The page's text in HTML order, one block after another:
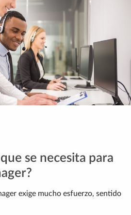
se necesita para
exige mucho esfuerzo, sentido